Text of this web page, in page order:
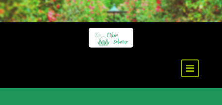
Skip
to